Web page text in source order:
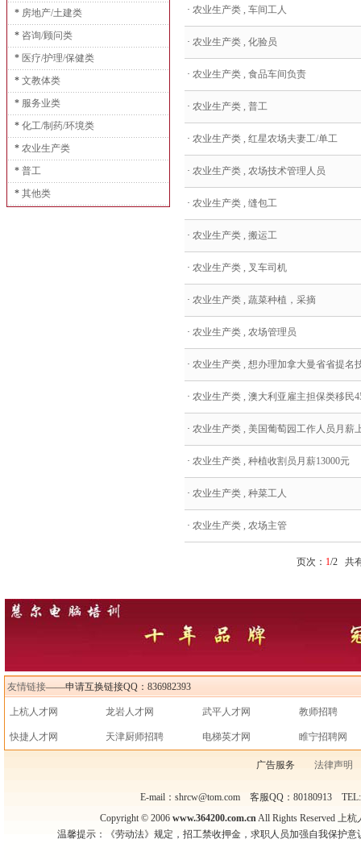
* 房地产/土建类
* 咨询/顾问类
* 医疗/护理/保健类
* 文教体类
* 服务业类
* 化工/制药/环境类
* 农业生产类
* 普工
* 其他类
· 农业生产类 , 车间工人
· 农业生产类 , 化验员
· 农业生产类 , 食品车间负责
· 农业生产类 , 普工
· 农业生产类 , 红星农场夫妻工/单工
· 农业生产类 , 农场技术管理人员
· 农业生产类 , 缝包工
· 农业生产类 , 搬运工
· 农业生产类 , 叉车司机
· 农业生产类 , 蔬菜种植，采摘
· 农业生产类 , 农场管理员
· 农业生产类 , 想办理加拿大曼省省提名
· 农业生产类 , 澳大利亚雇主担保类移民
· 农业生产类 , 美国葡萄园工作人员月薪
· 农业生产类 , 种植收割员月薪13000元
· 农业生产类 , 种菜工人
· 农业生产类 , 农场主管
页次： 1/2 共
友情链接——申请互换链接QQ：836982393
上杭人才网 龙岩人才网 武平人才网 教师招聘
快捷人才网 天津厨师招聘 电梯英才网 睢宁招聘网
广告服务 法律声明
E-mail：shrcw@tom.com 客服QQ：80180913
Copyright © 2006 www.364200.com.cnAll Rights Reserved
温馨提示：《劳动法》规定，招工禁收押金，求职人员加强自我保护